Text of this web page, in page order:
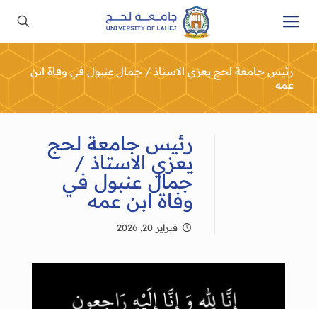
رئيس جامعة لحج يعزي الاستاذ / جمال عنبول في وفاة ابن
عمه
رئيس جامعة لحج
يعزي الاستاذ /
جمال عنبول في
وفاة ابن عمه
فبراير 20, 2026